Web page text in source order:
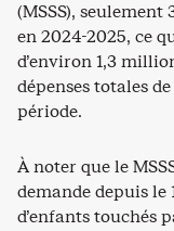
(MSSS), seulement
en 2024-2025, ce
d’environ 1,3
dépenses totales
période.
À noter que le
demande depuis le
d’enfants touchés